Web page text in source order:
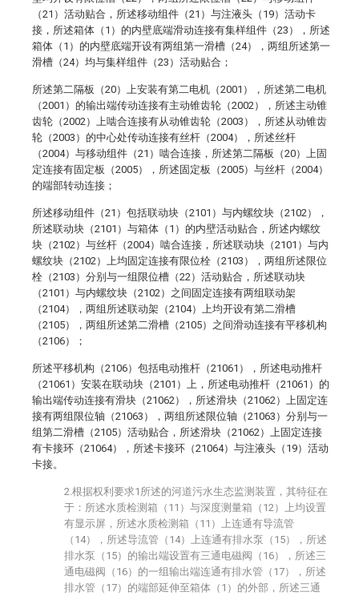
（21）活动贴合，所述移动组件（21）与注液头（19）活动卡
接，所述箱体（1）的内壁底端滑动连接有集样组件（23），所述
箱体（1）的内壁底端开设有两组第一滑槽（24），两组所述第一
滑槽（24）均与集样组件（23）活动贴合；
所述第二隔板（20）上安装有第二电机（2001），所述第二电机
（2001）的输出端传动连接有主动锥齿轮（2002），所述主动锥
齿轮（2002）上啮合连接有从动锥齿轮（2003），所述从动锥齿
轮（2003）的中心处传动连接有丝杆（2004），所述丝杆
（2004）与移动组件（21）啮合连接，所述第二隔板（20）上固
定连接有固定板（2005），所述固定板（2005）与丝杆（2004）
的端部转动连接；
所述移动组件（21）包括联动块（2101）与内螺纹块（2102），
所述联动块（2101）与箱体（1）的内壁活动贴合，所述内螺纹
块（2102）与丝杆（2004）啮合连接，所述联动块（2101）与内
螺纹块（2102）上均固定连接有限位栓（2103），两组所述限位
栓（2103）分别与一组限位槽（22）活动贴合，所述联动块
（2101）与内螺纹块（2102）之间固定连接有两组联动架
（2104），两组所述联动架（2104）上均开设有第二滑槽
（2105），两组所述第二滑槽（2105）之间滑动连接有平移机构
（2106）；
所述平移机构（2106）包括电动推杆（21061），所述电动推杆
（21061）安装在联动块（2101）上，所述电动推杆（21061）的
输出端传动连接有滑块（21062），所述滑块（21062）上固定连
接有两组限位轴（21063），两组所述限位轴（21063）分别与一
组第二滑槽（2105）活动贴合，所述滑块（21062）上固定连接
有卡接环（21064），所述卡接环（21064）与注液头（19）活动
卡接。
2.根据权利要求1所述的河道污水生态监测装置，其特征在
于：所述水质检测箱（11）与深度测量箱（12）上均设置
有显示屏，所述水质检测箱（11）上连通有导流管
（14），所述导流管（14）上连通有排水泵（15），所述
排水泵（15）的输出端设置有三通电磁阀（16），所述三
通电磁阀（16）的一组输出端连通有排水管（17），所述
排水管（17）的端部延伸至箱体（1）的外部，所述三通